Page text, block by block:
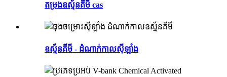
តម្រងឧស្ម័នគីមី cas
ឧស្ម័នគីមី - ដំណាក់កាលស៊ីឡាំង